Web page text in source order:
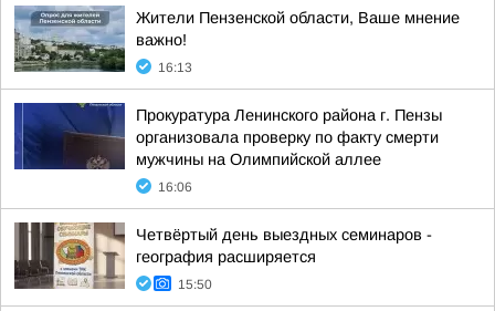
Жители Пензенской области, Ваше мнение
важно!
16:13
Прокуратура Ленинского района г. Пензы
организовала проверку по факту смерти
мужчины на Олимпийской аллее
16:06
Четвёртый день выездных семинаров -
география расширяется
15:50